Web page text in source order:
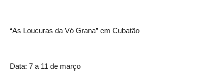
“As Loucuras da Vó Grana” em Cubatão
Data: 7 a 11 de março